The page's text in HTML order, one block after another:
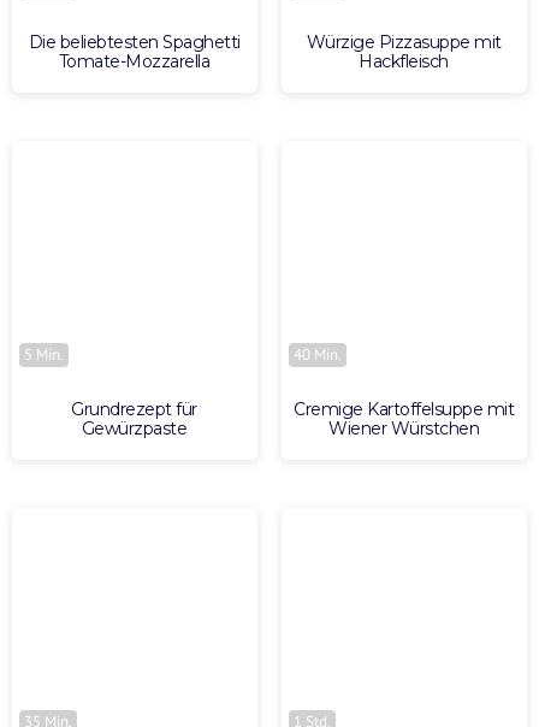
Die beliebtesten Spaghetti
Tomate-Mozzarella
Würzige Pizzasuppe mit
Hackfleisch
5 Min.
Grundrezept für
Gewürzpaste
40 Min.
Cremige Kartoffelsuppe mit
Wiener Würstchen
35 Min. 1 Std.